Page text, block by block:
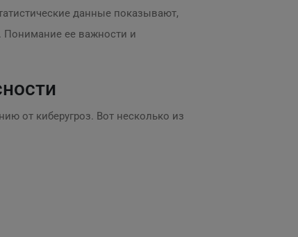
данные показывают,
Понимание ее важности и
от киберугроз. Вот несколько из